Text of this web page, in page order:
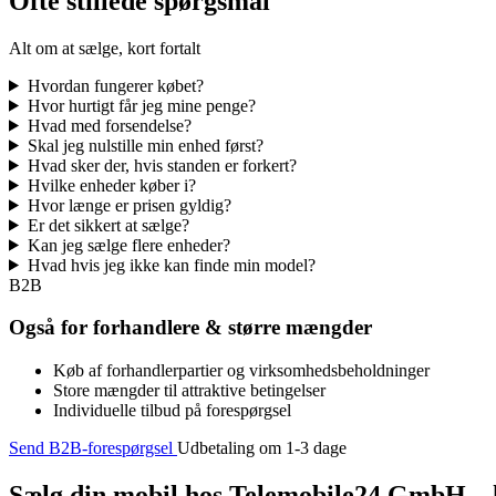
Alt om at sælge, kort fortalt
Hvordan fungerer købet?
Hvor hurtigt får jeg mine penge?
Hvad med forsendelse?
Skal jeg nulstille min enhed først?
Hvad sker der, hvis standen er forkert?
Hvilke enheder køber i?
Hvor længe er prisen gyldig?
Er det sikkert at sælge?
Kan jeg sælge flere enheder?
Hvad hvis jeg ikke kan finde min model?
B2B
Også for forhandlere & større mængder
Køb af forhandlerpartier og virksomhedsbeholdninger
Store mængder til attraktive betingelser
Individuelle tilbud på forespørgsel
Send B2B-forespørgsel Udbetaling om 1-3 dage